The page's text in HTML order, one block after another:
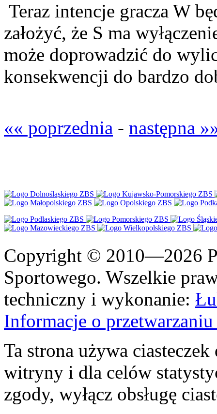
Teraz intencje gracza W
założyć, że S ma
może doprowadzić do
konsekwencji do bardzo
«« poprzednia - następna
Copyright © 2010—2026
Sportowego. Wszelkie
techniczny i wykonanie:
Informacje o
Ta strona używa
witryny i dla celów
zgody, wyłącz obsługę